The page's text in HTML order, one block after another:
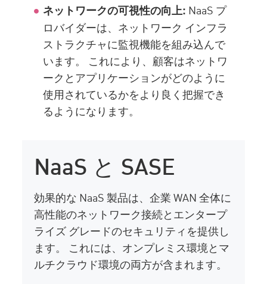
ネットワークの可視性の向上: NaaS プ
ロバイダーは、ネットワーク インフラ
ストラクチャに監視機能を組み込んで
います。 これにより、顧客はネットワ
ークとアプリケーションがどのように
使用されているかをより良く把握でき
るようになります。
NaaS と SASE
効果的な NaaS 製品は、企業 WAN 全体に
高性能のネットワーク接続とエンタープ
ライズ グレードのセキュリティを提供し
ます。 これには、オンプレミス環境とマ
ルチクラウド環境の両方が含まれます。